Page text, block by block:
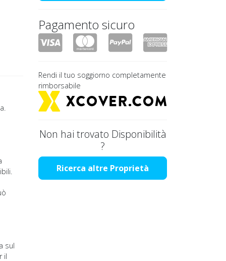
sul
il
Pagamento sicuro
Rendi il tuo soggiorno completamente
rimborsabile
Non hai trovato Disponibilità
?
Ricerca altre Proprietà